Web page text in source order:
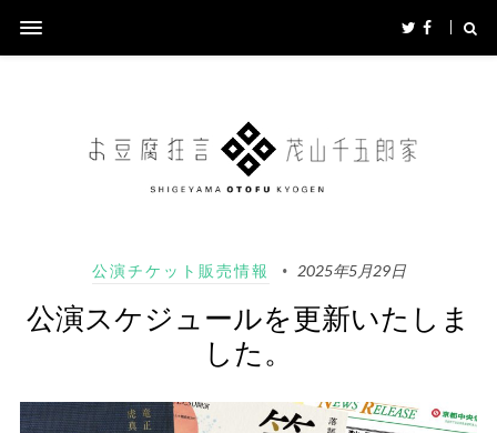
公演チケット販売情報 2025年5月29日
公演スケジュールを更新いたしま
した。